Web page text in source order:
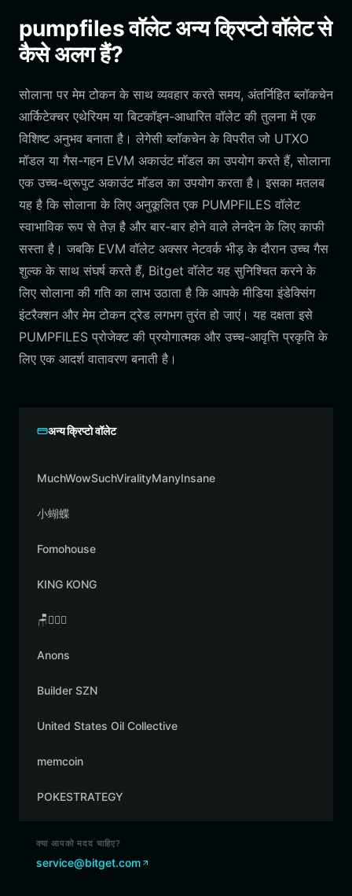
pumpfiles वॉलेट अन्य क्रिप्टो वॉलेट से
कैसे अलग हैं?
सोलाना पर मेम टोकन के साथ व्यवहार करते समय, अंतर्निहित ब्लॉकचेन
आर्किटेक्चर एथेरियम या बिटकॉइन-आधारित वॉलेट की तुलना में एक
विशिष्ट अनुभव बनाता है। लेगेसी ब्लॉकचेन के विपरीत जो UTXO
मॉडल या गैस-गहन EVM अकाउंट मॉडल का उपयोग करते हैं, सोलाना
एक उच्च-थ्रूपुट अकाउंट मॉडल का उपयोग करता है। इसका मतलब
यह है कि सोलाना के लिए अनुकूलित एक PUMPFILES वॉलेट
स्वाभाविक रूप से तेज़ है और बार-बार होने वाले लेनदेन के लिए काफी
सस्ता है। जबकि EVM वॉलेट अक्सर नेटवर्क भीड़ के दौरान उच्च गैस
शुल्क के साथ संघर्ष करते हैं, Bitget वॉलेट यह सुनिश्चित करने के
लिए सोलाना की गति का लाभ उठाता है कि आपके मीडिया इंडेक्सिंग
इंटरैक्शन और मेम टोकन ट्रेड लगभग तुरंत हो जाएं। यह दक्षता इसे
PUMPFILES प्रोजेक्ट की प्रयोगात्मक और उच्च-आवृत्ति प्रकृति के
लिए एक आदर्श वातावरण बनाती है।
अन्य क्रिप्टो वॉलेट
MuchWowSuchViralityManyInsane
小蝴蝶
Fomohouse
KING KONG
🪑👳🏾‍♂️
Anons
Builder SZN
United States Oil Collective
memcoin
POKESTRATEGY
क्या आपको मदद चाहिए?
service@bitget.com